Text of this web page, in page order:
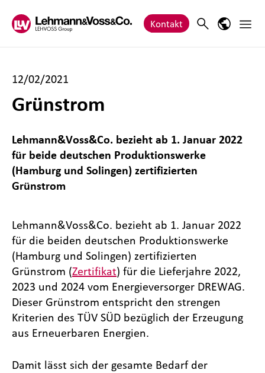
Kontakt SearchSprach-
12/02/2021
Grünstrom
Lehmann&Voss&Co. bezieht ab 1. Januar 2022
für beide deutschen Produktionswerke
(Hamburg und Solingen) zertifizierten
Grünstrom
Lehmann&Voss&Co. bezieht ab 1. Januar 2022
für die beiden deutschen Produktionswerke
(Hamburg und Solingen) zertifizierten
Grünstrom (Zertifikat) für die Lieferjahre 2022,
2023 und 2024 vom Energieversorger DREWAG.
Dieser Grünstrom entspricht den strengen
Kriterien des TÜV SÜD bezüglich der Erzeugung
aus Erneuerbaren Energien.
Damit lässt sich der gesamte Bedarf der